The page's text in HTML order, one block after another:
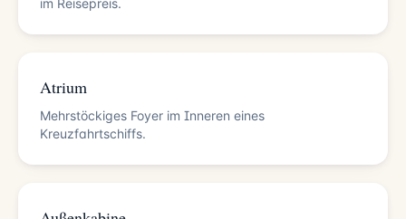
im Reisepreis.
Atrium
Mehrstöckiges Foyer im Inneren eines
Kreuzfahrtschiffs.